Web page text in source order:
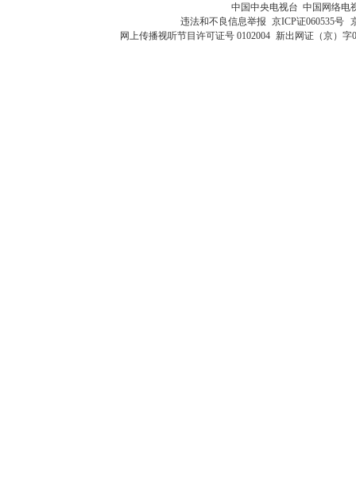
中国中央电视台 中国网络电
违法和不良信息举报 京ICP证060535号
网上传播视听节目许可证号 0102004 新出网证（京）